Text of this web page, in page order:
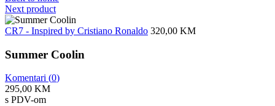
Next product
CR7 - Inspired by Cristiano Ronaldo 320,00 KM
Summer Coolin
Komentari (0)
295,00 KM
s PDV-om